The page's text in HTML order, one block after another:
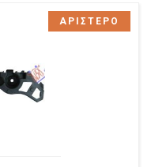
ΑΡΙΣΤΕΡΟ